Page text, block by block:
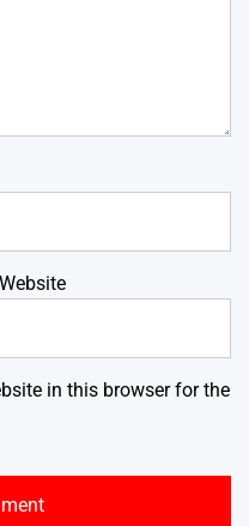
Website
in this browser for the